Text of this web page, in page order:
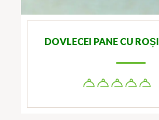
DOVLECEI PANE CU